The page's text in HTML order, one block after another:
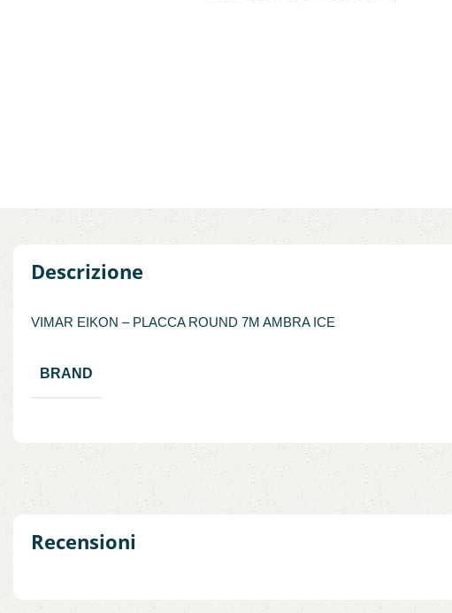
Descrizione
VIMAR EIKON – PLACCA ROUND 7M AMBRA ICE
BRAND
Recensioni